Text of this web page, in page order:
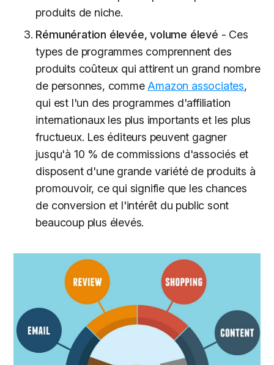
produits de niche.
Rémunération élevée, volume élevé - Ces
types de programmes comprennent des
produits coûteux qui attirent un grand nombre
de personnes, comme Amazon associates,
qui est l'un des programmes d'affiliation
internationaux les plus importants et les plus
fructueux. Les éditeurs peuvent gagner
jusqu'à 10 % de commissions d'associés et
disposent d'une grande variété de produits à
promouvoir, ce qui signifie que les chances
de conversion et l'intérêt du public sont
beaucoup plus élevés.